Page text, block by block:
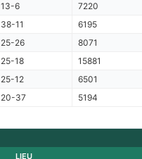
13-6
7220
38-11
6195
25-26
8071
25-18
15881
25-12
6501
20-37 5194
LIEU